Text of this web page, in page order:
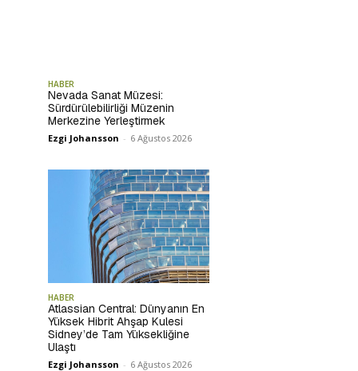
HABER
Nevada Sanat Müzesi:
Sürdürülebilirliği Müzenin
Merkezine Yerleştirmek
Ezgi Johansson - 6 Ağustos 2026
HABER
Atlassian Central: Dünyanın En
Yüksek Hibrit Ahşap Kulesi
Sidney’de Tam Yüksekliğine
Ulaştı
Ezgi Johansson - 6 Ağustos 2026